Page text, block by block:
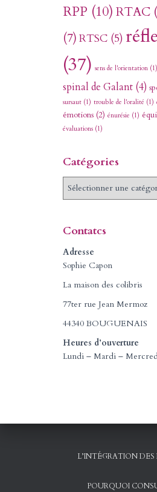
RPP (10) RTAC
(7) RTSC(5)
(37) sens de l'orientation(1)
spinal de Galant(4)
sursaut(1) trouble de l'oralité (1)
émotions(2) énurésie (1)
évaluations(1)
Catégories
C
g
o
r
e
s
Contatcs
Adresse
Sophie Capon
La maison des colibris
77ter rue Jean Mermoz
44340 BOUGUENAIS
Heures d’ouverture
Lundi – Mardi –
L’INTÉGRATION DES
POURQUOI